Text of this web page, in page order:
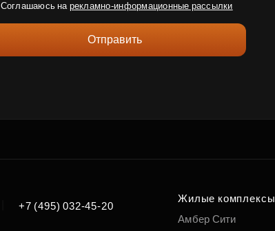
Соглашаюсь на рекламно-информационные рассылки
Отправить
+7 (495) 032-45-20
Жилые комплексы
Амбер Сити